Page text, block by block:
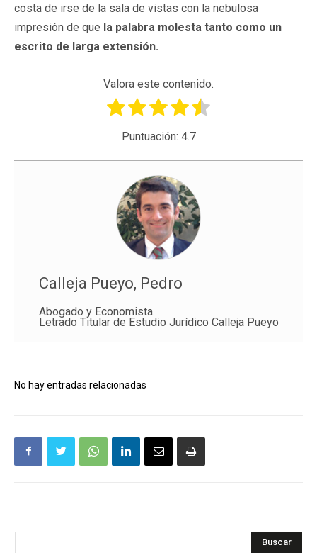
costa de irse de la sala de vistas con la nebulosa
impresión de que la palabra molesta tanto como un
escrito de larga extensión.
Valora este contenido.
Puntuación: 4.7
Calleja Pueyo, Pedro
Abogado y Economista.
Letrado Titular de Estudio Jurídico Calleja Pueyo
No hay entradas relacionadas
Buscar